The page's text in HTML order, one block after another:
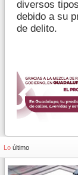
diversos
debido a su
de delito.
Lo último